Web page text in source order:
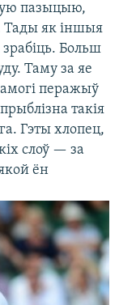
пазыцыю,
Тады як іншыя
зрабіць. Больш
Таму за яе
перажыў
такія
Гэты хлопец,
слоў — за
ён